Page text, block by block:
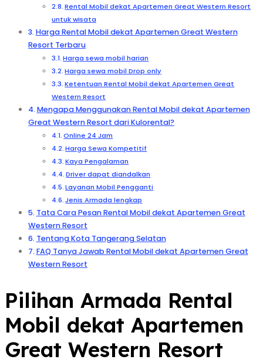
Rental Mobil dekat Apartemen Great Western Resort
untuk wisata
Harga Rental Mobil dekat Apartemen Great Western
Resort Terbaru
Harga sewa mobil harian
Harga sewa mobil Drop only
Ketentuan Rental Mobil dekat Apartemen Great
Western Resort
Mengapa Menggunakan Rental Mobil dekat Apartemen
Great Western Resort dari Kulorental?
Online 24 Jam
Harga Sewa Kompetitif
Kaya Pengalaman
Driver dapat diandalkan
Layanan Mobil Pengganti
Jenis Armada lengkap
Tata Cara Pesan Rental Mobil dekat Apartemen Great
Western Resort
Tentang Kota Tangerang Selatan
FAQ Tanya Jawab Rental Mobil dekat Apartemen Great
Western Resort
Pilihan Armada Rental
Mobil dekat Apartemen
Great Western Resort